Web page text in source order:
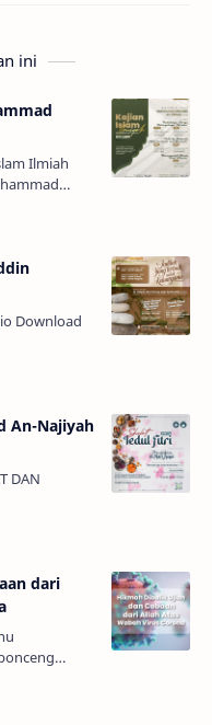
ini
Ilmiah
Download
An-Najiyah
DAN
dari
pada suatu